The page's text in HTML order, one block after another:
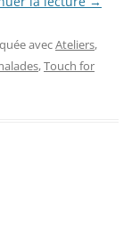
avecAteliers,
,Touch for